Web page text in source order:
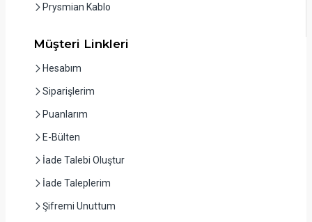
Prysmian Kablo
Müşteri Linkleri
Hesabım
Siparişlerim
Puanlarım
E-Bülten
İade Talebi Oluştur
İade Taleplerim
Şifremi Unuttum